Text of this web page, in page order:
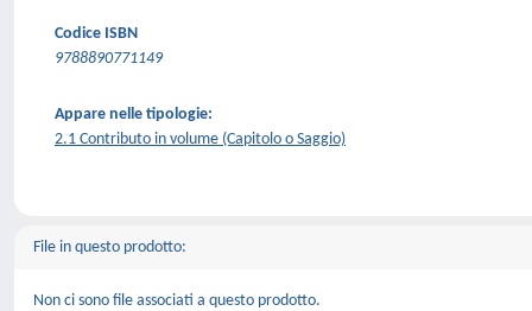
Codice ISBN
9788890771149
Appare nelle tipologie:
2.1 Contributo in volume (Capitolo o Saggio)
File in questo prodotto:
Non ci sono file associati a questo prodotto.